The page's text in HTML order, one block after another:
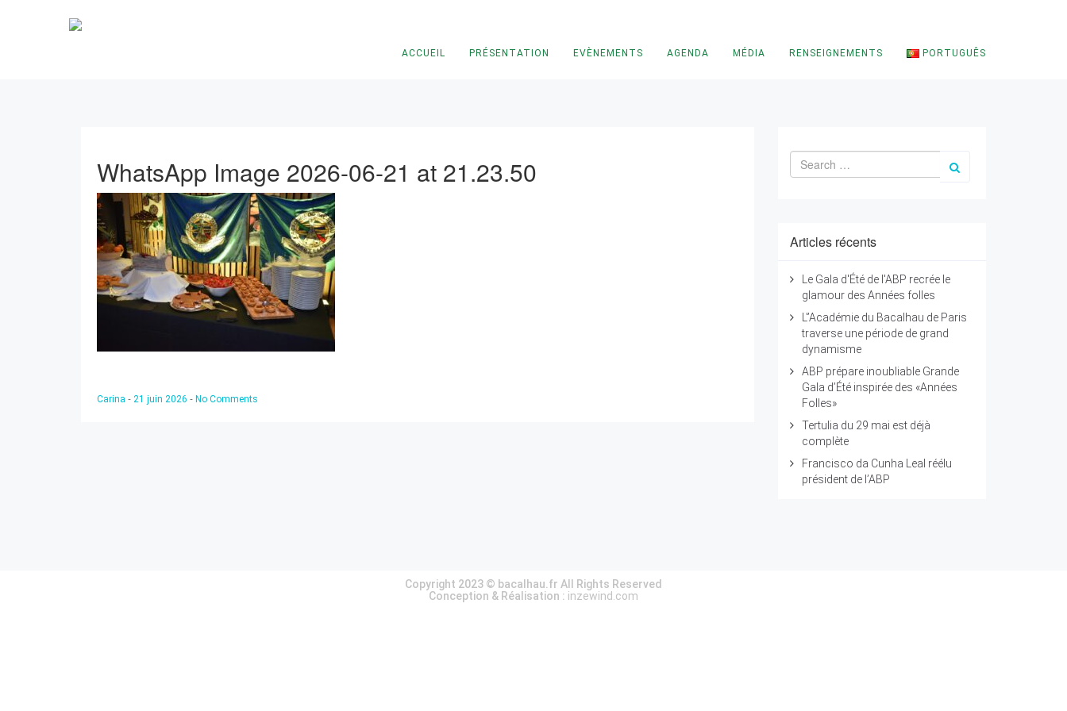
ACCUEIL PRÉSENTATION EVÈNEMENTS AGENDA MÉDIA RENSEIGNEMENTS PORTUGUÊS
WhatsApp Image 2026-06-21 at 21.23.50
Carina - 21 juin 2026 - No Comments
Articles récents
Le Gala d'Été de l'ABP recrée le
glamour des Années folles
L'’Académie du Bacalhau de Paris
traverse une période de grand
dynamisme
ABP prépare inoubliable Grande
Gala d’Été inspirée des «Années
Folles»
Tertulia du 29 mai est déjà
complète
Francisco da Cunha Leal réélu
président de l’ABP
Copyright 2023 © bacalhau.fr All Rights Reserved
Conception & Réalisation : inzewind.com